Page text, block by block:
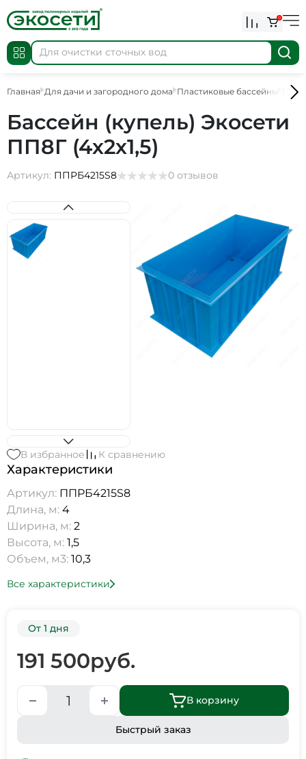
0
Главная Для дачи и загородного дома Пластиковые бассейны
Бассейн (купель) Экосети
ПП8Г (4х2х1,5)
Артикул: ППРБ4215S8 0 отзывов
В избранное К сравнению
Характеристики
Артикул: ППРБ4215S8
Длина, м: 4
Ширина, м: 2
Высота, м: 1,5
Объем, м3: 10,3
Все характеристики
От 1 дня
191 500руб.
В корзину
Быстрый заказ